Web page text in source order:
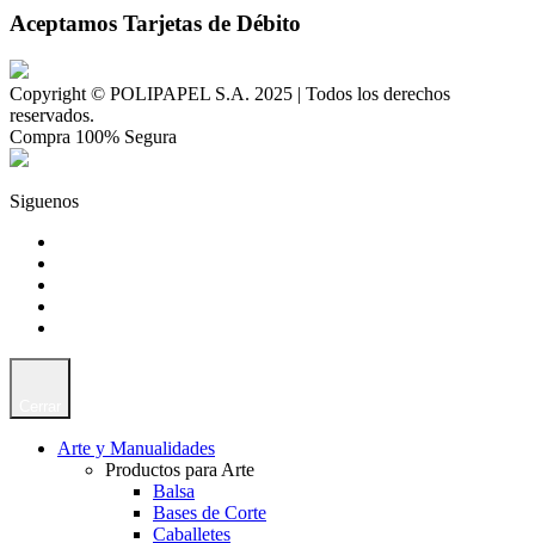
Aceptamos Tarjetas de Débito
Copyright © POLIPAPEL S.A. 2025 | Todos los derechos
reservados.
Compra 100% Segura
Siguenos
Arte y Manualidades
Productos para Arte
Balsa
Bases de Corte
Caballetes